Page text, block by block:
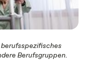
Berufsgruppen.